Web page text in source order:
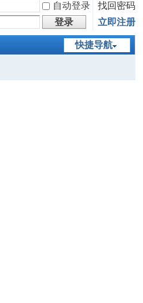
自动登录
找回密码
登录 立即注册
快捷导航